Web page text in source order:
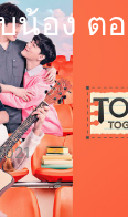
น้อง ต